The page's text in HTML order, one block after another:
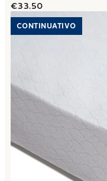
€33.50
Link to "
CONTINUATIVO